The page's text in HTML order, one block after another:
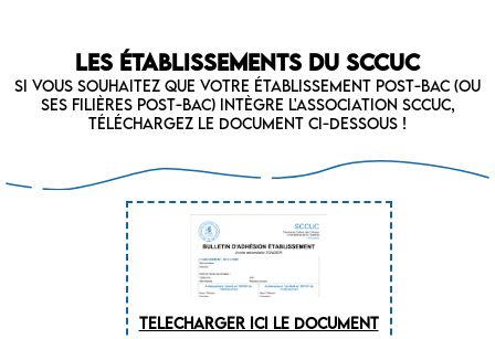
Les établissements du SCCUC
Si vous souhaitez que votre établissement post-bac (ou
ses filières post-bac) intègre l'association SCCUC,
téléchargez le document ci-dessous !
TELECHARGER ICI le document